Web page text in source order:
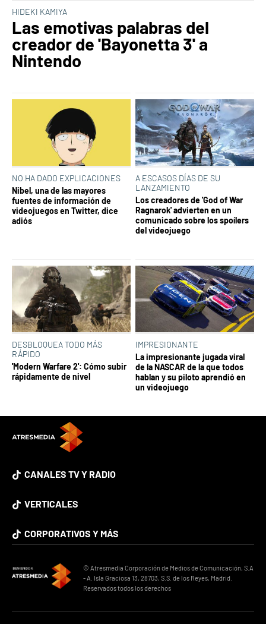
HIDEKI KAMIYA
Las emotivas palabras del
creador de 'Bayonetta 3' a
Nintendo
NO HA DADO EXPLICACIONES
Nibel, una de las mayores
fuentes de información de
videojuegos en Twitter, dice
adiós
A ESCASOS DÍAS DE SU
LANZAMIENTO
Los creadores de 'God of War
Ragnarok' advierten en un
comunicado sobre los spoílers
del videojuego
DESBLOQUEA TODO MÁS
RÁPIDO
'Modern Warfare 2': Cómo subir
rápidamente de nivel
IMPRESIONANTE
La impresionante jugada viral
de la NASCAR de la que todos
hablan y su piloto aprendió en
un videojuego
CANALES TV Y RADIO
VERTICALES
CORPORATIVOS Y MÁS
© Atresmedia Corporación de Medios de Comunicación, S.A
- A. Isla Graciosa 13, 28703, S.S. de los Reyes, Madrid.
Reservados todos los derechos